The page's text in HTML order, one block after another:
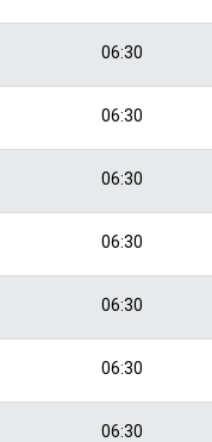
06:30
06:30
06:30
06:30
06:30
06:30
06:30